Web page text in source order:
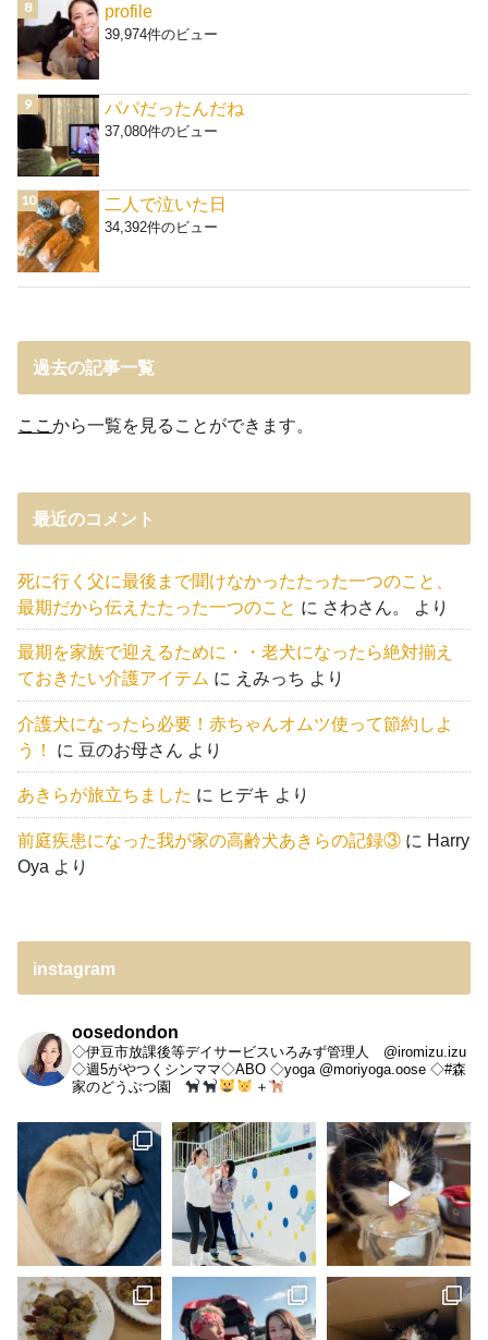
profile
39,974件のビュー
パパだったんだね
37,080件のビュー
二人で泣いた日
34,392件のビュー
過去の記事一覧
ここから一覧を見ることができます。
最近のコメント
死に行く父に最後まで聞けなかったたった一つのこと、
最期だから伝えたたった一つのこと に さわさん。 より
最期を家族で迎えるために・・老犬になったら絶対揃え
ておきたい介護アイテム に えみっち より
介護犬になったら必要！赤ちゃんオムツ使って節約しよ
う！
に 豆のお母さん より
あきらが旅立ちました に ヒデキ より
前庭疾患になった我が家の高齢犬あきらの記録③ に Harry
Oya より
instagram
oosedondon
◇伊豆市放課後等デイサービスいろみず管理人 @iromizu.izu
◇週5がやつくシンママ◇ABO ◇yoga @moriyoga.oose ◇#森
家のどうぶつ園
＋